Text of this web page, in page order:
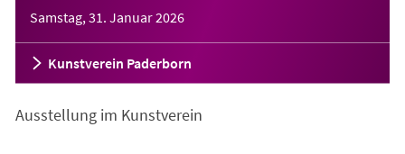
Samstag, 31. Januar 2026
Kunstverein Paderborn
Ausstellung im Kunstverein